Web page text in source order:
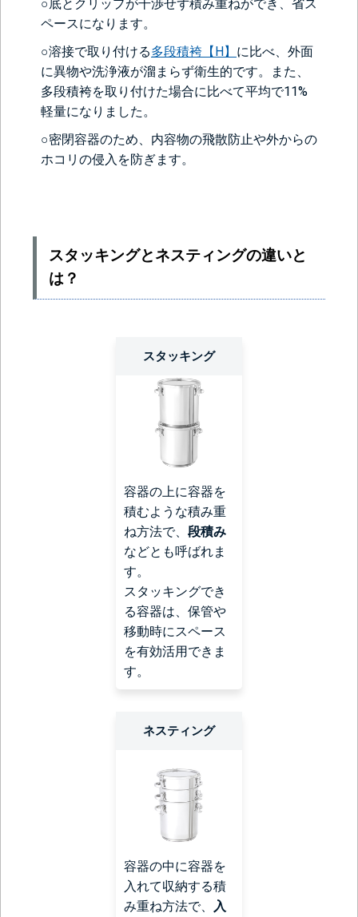
○底とクリップが干渉せず積み重ねができ、省ス
ペースになります。
○溶接で取り付ける多段積袴【H】 に比べ、外面
に異物や洗浄液が溜まらず衛生的です。また、
多段積袴を取り付けた場合に比べて平均で11%
軽量になりました。
○密閉容器のため、内容物の飛散防止や外からの
ホコリの侵入を防ぎます。
スタッキングとネスティングの違いと
は？
スタッキング
容器の上に容器を
積むような積み重
ね方法で、段積み
などとも呼ばれま
す。
スタッキングでき
る容器は、保管や
移動時にスペース
を有効活用できま
す。
ネスティング
容器の中に容器を
入れて収納する積
み重ね方法で、 入